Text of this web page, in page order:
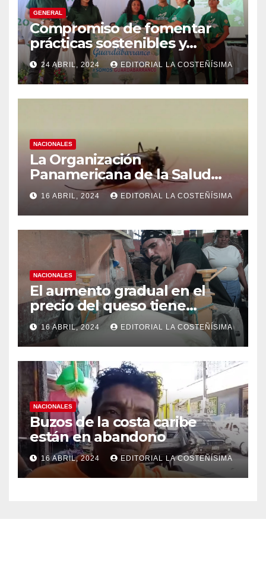
GENERAL
Compromiso de fomentar
prácticas sostenibles y
conciencia ecológica en las
instituciones educativas
24 ABRIL, 2024 EDITORIAL LA COSTEÑÍSIMA
NACIONALES
La Organización
Panamericana de la Salud
(OPS), recomienda reforzar
medidas ante el aumento de
casos de dengue
16 ABRIL, 2024 EDITORIAL LA COSTEÑÍSIMA
NACIONALES
El aumento gradual en el
precio del queso tiene
efectos a las Panaderias
16 ABRIL, 2024 EDITORIAL LA COSTEÑÍSIMA
NACIONALES
Buzos de la costa caribe
están en abandono
16 ABRIL, 2024 EDITORIAL LA COSTEÑÍSIMA